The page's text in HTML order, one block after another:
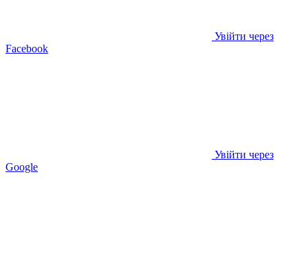
Увійти через
Facebook
Увійти через
Google